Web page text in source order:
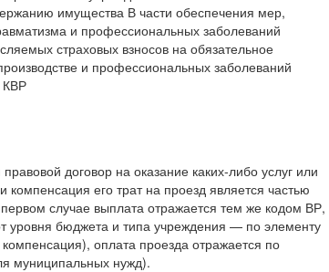
имущества В части обеспечения мер,
и профессиональных заболеваний
страховых взносов на обязательное
и профессиональных заболеваний
КВР
договор на оказание каких-либо услуг или
его трат на проезд является частью
случае выплата отражается тем же кодом ВР,
уровня бюджета и типа учреждения — по элементу
оплата проезда отражается по
муниципальных нужд).